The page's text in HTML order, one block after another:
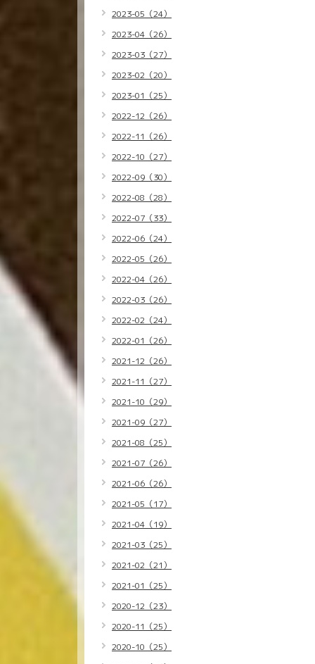
2023-05（24）
2023-04（26）
2023-03（27）
2023-02（20）
2023-01（25）
2022-12（26）
2022-11（26）
2022-10（27）
2022-09（30）
2022-08（28）
2022-07（33）
2022-06（24）
2022-05（26）
2022-04（26）
2022-03（26）
2022-02（24）
2022-01（26）
2021-12（26）
2021-11（27）
2021-10（29）
2021-09（27）
2021-08（25）
2021-07（26）
2021-06（26）
2021-05（17）
2021-04（19）
2021-03（25）
2021-02（21）
2021-01（25）
2020-12（23）
2020-11（25）
2020-10（25）